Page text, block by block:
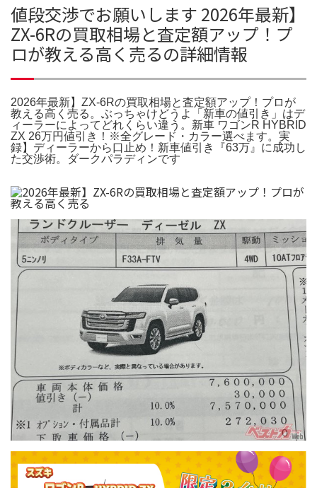
値段交渉でお願いします 2026年最新】
ZX-6Rの買取相場と査定額アップ！プ
ロが教える高く売るの詳細情報
2026年最新】ZX-6Rの買取相場と査定額アップ！プロが
教える高く売る。ぶっちゃけどうよ「新車の値引き」はデ
ィーラーによってどれくらい違う。新車 ワゴンR HYBRID
ZX 26万円値引き！※全グレード・カラー選べます。実
録】ディーラーから口止め！新車値引き『63万』に成功し
た交渉術。ダークパラディンです